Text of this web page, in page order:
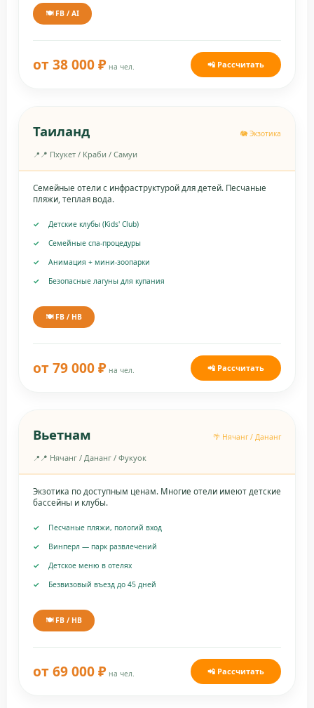
🍽️ FB / AI
от 38 000 ₽ на чел. 📲 Рассчитать
Таиланд 🐘 Экзотика
📍 Пхукет / Краби / Самуи
Семейные отели с инфраструктурой для детей. Песчаные
пляжи, теплая вода.
Детские клубы (Kids' Club)
Семейные спа-процедуры
Анимация + мини-зоопарки
Безопасные лагуны для купания
🍽️ FB / HB
от 79 000 ₽ на чел. 📲 Рассчитать
Вьетнам 🌴 Нячанг / Дананг
📍 Нячанг / Дананг / Фукуок
Экзотика по доступным ценам. Многие отели имеют детские
бассейны и клубы.
Песчаные пляжи, пологий вход
Винперл — парк развлечений
Детское меню в отелях
Безвизовый въезд до 45 дней
🍽️ FB / HB
от 69 000 ₽ на чел. 📲 Рассчитать